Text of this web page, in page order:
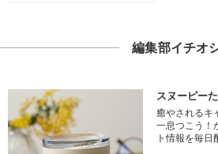
編集部イチオ
スヌーピー
癒やされるキ
一息つこう！
ト情報を毎日